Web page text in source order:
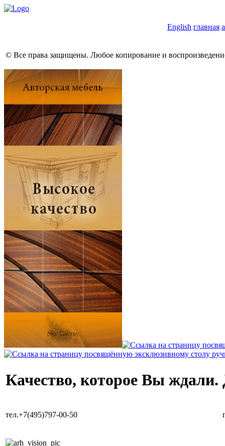
English главная
© Все права защищены. Любое копирование и
Качество, которое Вы ждали.
тел.+7(495)797-00-50